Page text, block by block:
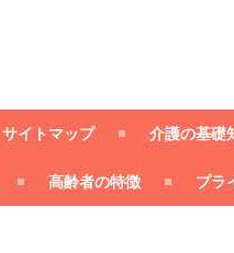
サイトマップ 介護の基礎
高齢者の特徴 プラ